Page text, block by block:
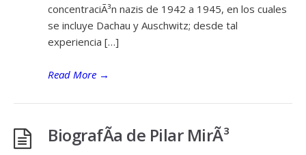
concentraciÃ³n nazis de 1942 a 1945, en los cuales
se incluye Dachau y Auschwitz; desde tal
experiencia […]
Read More →
BiografÃ­a de Pilar MirÃ³